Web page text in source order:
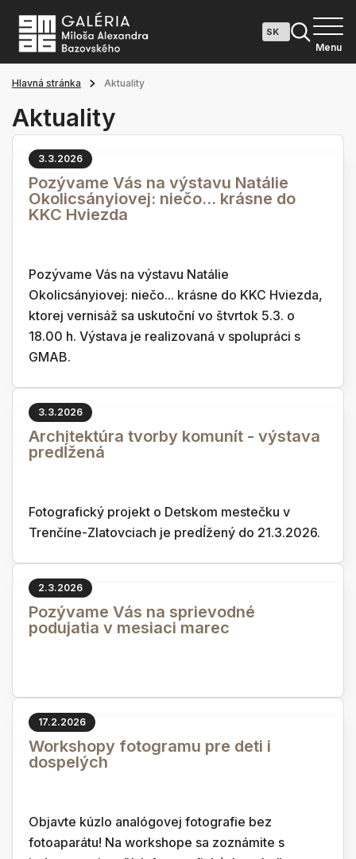
Menu
Hlavná stránka Aktuality
Aktuality
3.3.2026
Pozývame Vás na výstavu Natálie
Okolicsányiovej: niečo... krásne do
KKC Hviezda
Pozývame Vás na výstavu Natálie
Okolicsányiovej: niečo... krásne do KKC Hviezda,
ktorej vernisáž sa uskutoční vo štvrtok 5.3. o
18.00 h. Výstava je realizovaná v spolupráci s
GMAB.
3.3.2026
Architektúra tvorby komunít - výstava
predĺžená
Fotografický projekt o Detskom mestečku v
Trenčíne-Zlatovciach je predĺžený do 21.3.2026.
2.3.2026
Pozývame Vás na sprievodné
podujatia v mesiaci marec
17.2.2026
Workshopy fotogramu pre deti i
dospelých
Objavte kúzlo analógovej fotografie bez
fotoaparátu! Na workshope sa zoznámite s